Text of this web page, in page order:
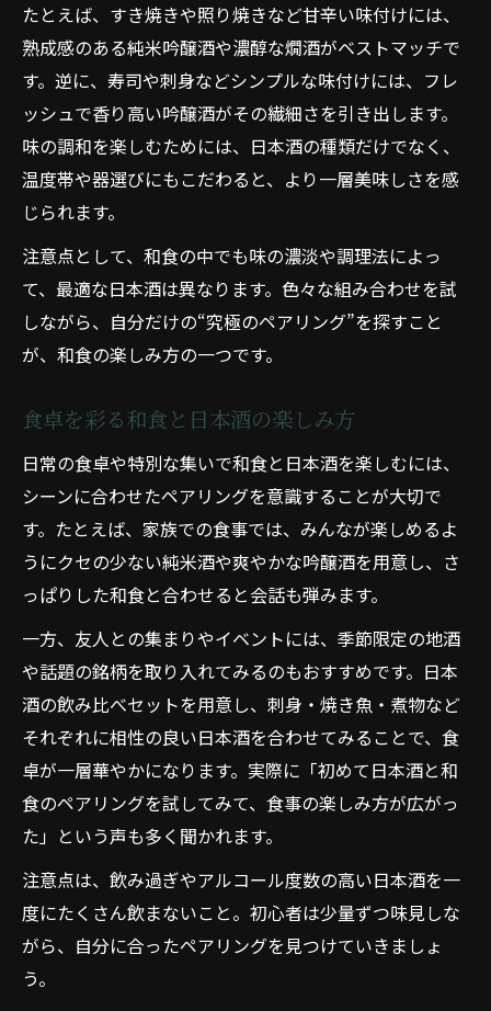
たとえば、すき焼きや照り焼きなど甘辛い味付けには、
熟成感のある純米吟醸酒や濃醇な燗酒がベストマッチで
す。逆に、寿司や刺身などシンプルな味付けには、フレ
ッシュで香り高い吟醸酒がその繊細さを引き出します。
味の調和を楽しむためには、日本酒の種類だけでなく、
温度帯や器選びにもこだわると、より一層美味しさを感
じられます。
注意点として、和食の中でも味の濃淡や調理法によっ
て、最適な日本酒は異なります。色々な組み合わせを試
しながら、自分だけの“究極のペアリング”を探すこと
が、和食の楽しみ方の一つです。
食卓を彩る和食と日本酒の楽しみ方
日常の食卓や特別な集いで和食と日本酒を楽しむには、
シーンに合わせたペアリングを意識することが大切で
す。たとえば、家族での食事では、みんなが楽しめるよ
うにクセの少ない純米酒や爽やかな吟醸酒を用意し、さ
っぱりした和食と合わせると会話も弾みます。
一方、友人との集まりやイベントには、季節限定の地酒
や話題の銘柄を取り入れてみるのもおすすめです。日本
酒の飲み比べセットを用意し、刺身・焼き魚・煮物など
それぞれに相性の良い日本酒を合わせてみることで、食
卓が一層華やかになります。実際に「初めて日本酒と和
食のペアリングを試してみて、食事の楽しみ方が広がっ
た」という声も多く聞かれます。
注意点は、飲み過ぎやアルコール度数の高い日本酒を一
度にたくさん飲まないこと。初心者は少量ずつ味見しな
がら、自分に合ったペアリングを見つけていきましょ
う。